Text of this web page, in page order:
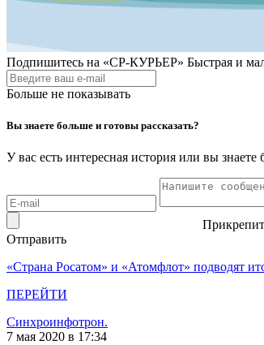
Подпишитесь на «СР-КУРЬЕР» Быстрая и
Больше не показывать
Вы знаете больше и готовы рассказать?
У вас есть интересная история или вы
Отправить
«Страна Росатом» и «Атомфлот» подводят
ПЕРЕЙТИ
Синхроинфотрон.
7 мая 2020 в 17:34